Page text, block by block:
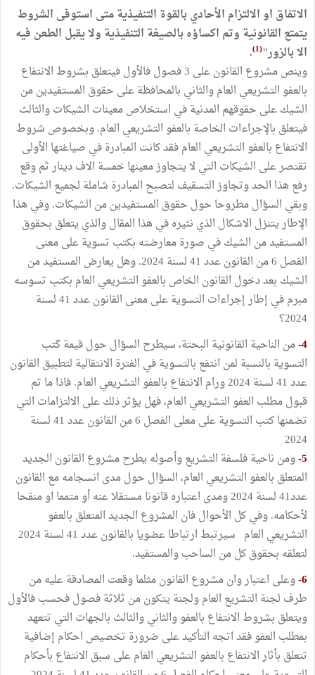
الاتفاق او الالتزام الأحادي بالقوة التنفيذية متى استوفى الشروط
يتمتع القانونية وتم اكساؤه بالصيغة التنفيذية ولا يقبل الطعن فيه
الا بالزور"(1)
.
وينص مشروع القانون على 3 فصول فالأول فيتعلق بشروط الانتفاع
بالعفو التشريعي العام والثاني بالمحافظة على حقوق المستفيدين من
الشيك على حقوقهم المدنية في استخلاص معينات الشيكات والثالث
فيتعلق بالإجراءات الخاصة بالعفو التشريعي العام. وبخصوص شروط
الانتفاع بالعفو التشريعي العام فقد كانت المبادرة في صياغتها الأولى
تقتصر على الشيكات التي لا يتجاوز معينها خمسة الاف دينار ثم وقع
رفع هذا الحد وتجاوز التسقيف لتصبح المبادرة شاملة لجميع الشيكات.
وبقي السؤال مطروحا حول حقوق المستفيدين من الشيكات. وفي هذا
الإطار يتنزل الاشكال الذي نثيره في هذا المقال والذي يتعلق بحقوق
المستفيد من الشيك في صورة معارضته بكتب تسوية على معنى
الفصل 6 من القانون عدد 41 لسنة 2024. وهل يعارض المستفيد من
الشيك بعد دخول القانون الخاص بالعفو التشريعي العام بكتب تسوسه
مبرم في إطار إجراءات التسوية على معنى القانون عدد 41 لسنة
2024؟
4- من الناحية القانونية البحتة، سيطرح السؤال حول قيمة كَتب
التسوية بالنسبة لمن انتفع بالتسوية في الفترة الانتقالية لتطبيق القانون
عدد 41 لسنة 2024 ورام الانتفاع بالعفو التشريعي العام. فاذا ما تم
قبول مطلب العفو التشريعي العام، فهل يؤثر ذلك على الالتزامات التي
تضمنها كتب التسوية على معلى الفصل 6 من القانون عدد 41 لسنة
2024
5- ومن ناحية فلسفة التشريع وأصوله يطرح مشروع القانون الجديد
المتعلق بالعفو التشريعي العام، السؤال حول مدى انسجامه مع القانون
عدد41 لسنة 2024 ومدى اعتباره قانونا مستقلا عنه أو متمما او منقحا
لأحكامه. وفي كل الأحوال فان المشروع الجديد المتعلق بالعفو
التشريعي العام سيرتبط ارتباطا عضويا بالقانون عدد 41 لسنة 2024
لتعلقه بحقوق كل من الساحب والمستفيد.
6- وعلى اعتبار وان مشروع القانون مثلما وقعت المصادقة عليه من
طرف لجنة التشريع العام ولجنة يتكون من ثلاثة فصول فحسب فالأول
ويتعلق بشروط الانتفاع بالعفو والثاني والثالث بالجهات التي تتعهد
بمطلب العفو فقد اتجه التأكيد على ضرورة تخصيص احكام إضافية
تتعلق بأثار الانتفاع بالعفو التشريعي الغام على سبق الانتفاع بأحكام